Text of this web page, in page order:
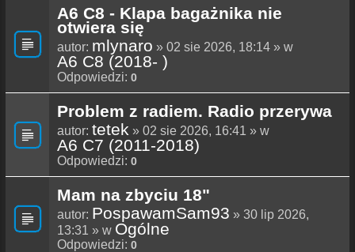
A6 C8 - Klapa bagażnika nie
otwiera się
autor: mlynaro » 02 sie 2026, 18:14 » w
A6 C8 (2018- )
Odpowiedzi: 0
Problem z radiem. Radio przerywa
autor: tetek » 02 sie 2026, 16:41 » w
A6 C7 (2011-2018)
Odpowiedzi: 0
Mam na zbyciu 18"
autor: PospawamSam93 » 30 lip 2026,
13:31 » w Ogólne
Odpowiedzi: 0